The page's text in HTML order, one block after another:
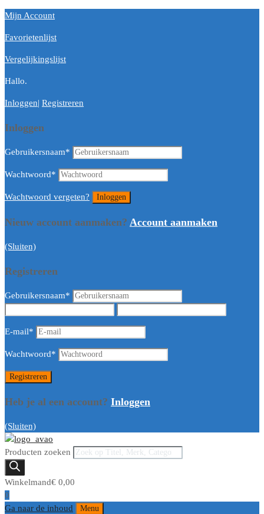
Mijn Account
Favorietenlijst
Vergelijkingslijst
Hallo.
Inloggen| Registreren
Inloggen
Gebruikersnaam*
Wachtwoord*
Wachtwoord vergeten?
Nieuw account aanmaken? Account aanmaken
(Sluiten)
Registreren
Gebruikersnaam*
E-mail*
Wachtwoord*
Heb je al een account? Inloggen
(Sluiten)
Producten zoeken
Winkelmand€ 0,00
0
Ga naar de inhoud
Menu